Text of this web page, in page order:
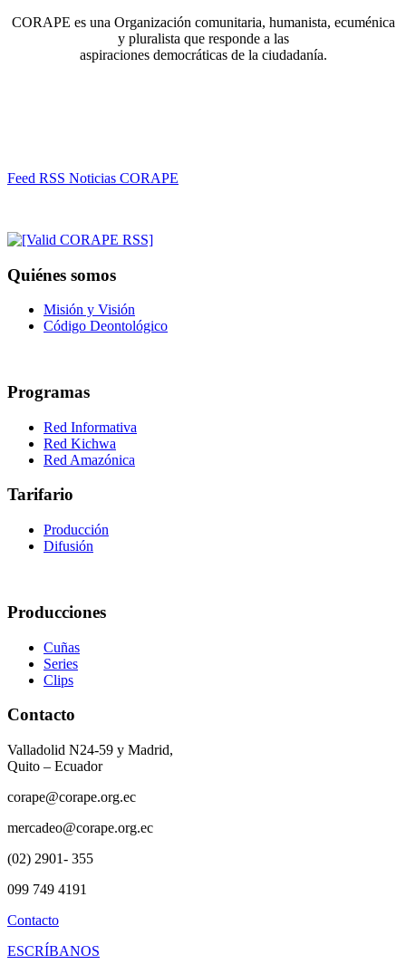
CORAPE es una Organización comunitaria, humanista, ecuménica
y pluralista que responde a las
aspiraciones democráticas de la ciudadanía.
Feed RSS Noticias CORAPE
Quiénes somos
Misión y Visión
Código Deontológico
Programas
Red Informativa
Red Kichwa
Red Amazónica
Tarifario
Producción
Difusión
Producciones
Cuñas
Series
Clips
Contacto
Valladolid N24-59 y Madrid,
Quito – Ecuador
corape@corape.org.ec
mercadeo@corape.org.ec
(02) 2901- 355
099 749 4191
Contacto
ESCRÍBANOS